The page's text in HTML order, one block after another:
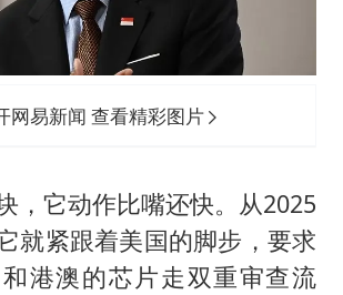
网易新闻 查看精彩图片
，它动作比嘴还快。从2025
就紧跟着美国的脚步，要求
港澳的芯片走双重审查流